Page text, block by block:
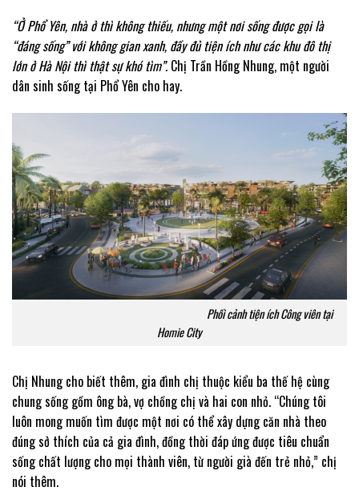
“Ở Phổ Yên, nhà ở thì không thiếu, nhưng một nơi sống được gọi là
“đáng sống” với không gian xanh, đầy đủ tiện ích như các khu đô thị
lớn ở Hà Nội thì thật sự khó tìm”. Chị Trần Hồng Nhung, một người
dân sinh sống tại Phổ Yên cho hay.
Phối cảnh tiện ích Công viên tại
Homie City
Chị Nhung cho biết thêm, gia đình chị thuộc kiểu ba thế hệ cùng
chung sống gồm ông bà, vợ chồng chị và hai con nhỏ. “Chúng tôi
luôn mong muốn tìm được một nơi có thể xây dựng căn nhà theo
đúng sở thích của cả gia đình, đồng thời đáp ứng được tiêu chuẩn
sống chất lượng cho mọi thành viên, từ người già đến trẻ nhỏ,” chị
nói thêm.